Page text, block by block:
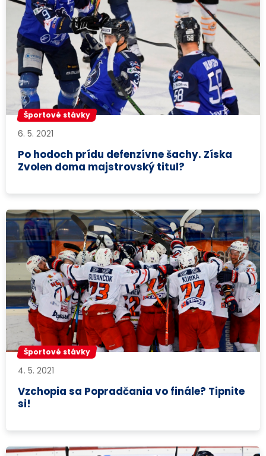
Športové stávky
6. 5. 2021
Po hodoch prídu defenzívne šachy. Získa
Zvolen doma majstrovský titul?
Športové stávky
4. 5. 2021
Vzchopia sa Popradčania vo finále? Tipnite
si!